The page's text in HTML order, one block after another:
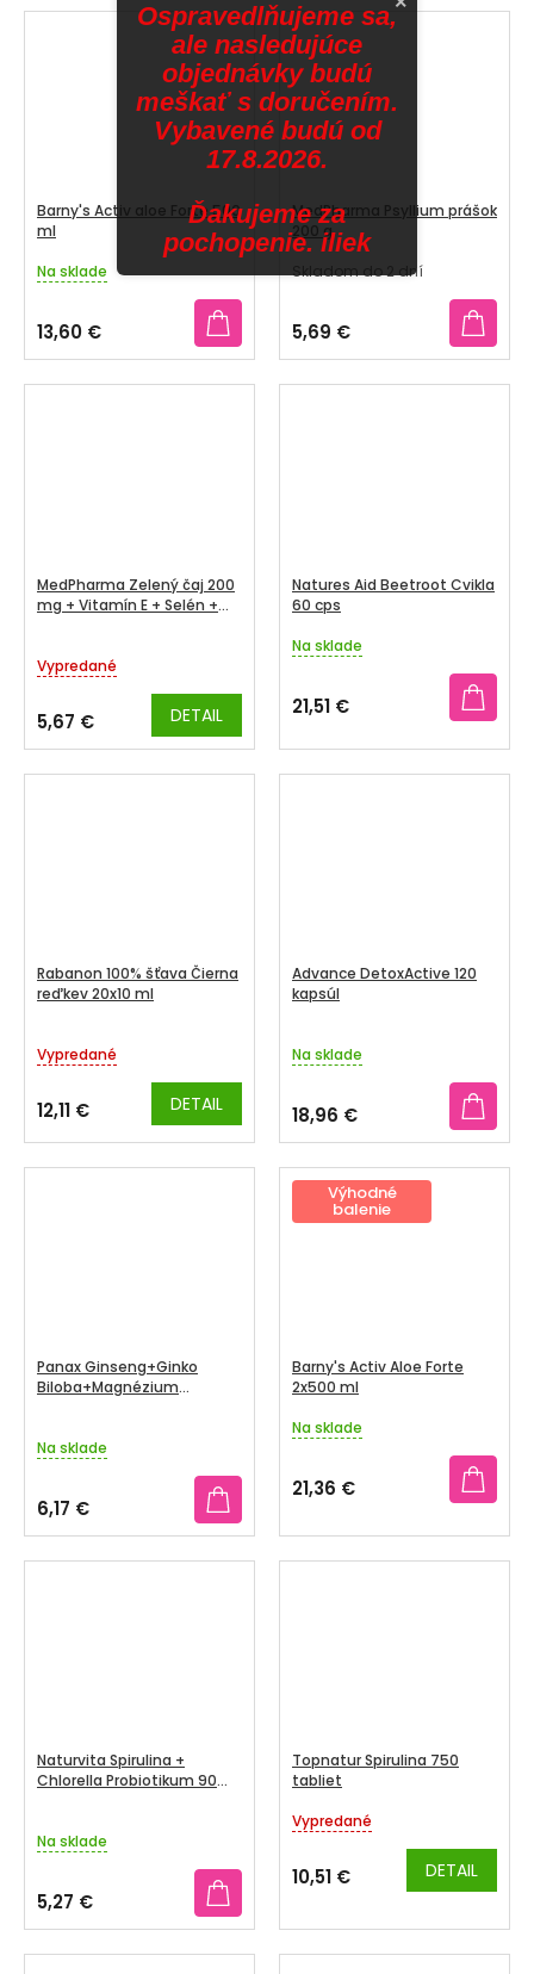
5
hviezdičiek.
Barny's Activ aloe Forte 500
ml
Priemerné
produktu
je
5,0
z
Na sklade
13,60 €
MedPharma Psyllium prášok
200 g
Priemerné
produktu
je
4,5
z
Skladom do 2 dní
5,69 €
MedPharma Zelený čaj 200
mg + Vitamín E + Selén +
Vypredané
5,67 € DETAIL
Natures Aid Beetroot Cvikla
60 cps
Priemerné
produktu
je
Na sklade
21,51 €
Rabanon 100% šťava Čierna
reďkev 20x10 ml
Vypredané
12,11 € DETAIL
Advance DetoxActive 120
kapsúl
Na sklade
18,96 €
Panax Ginseng+Ginko
Biloba+Magnézium
Na sklade
6,17 €
Výhodné
balenie
Barny's Activ Aloe Forte
2x500 ml
Priemerné
produktu
je
z
5
Na sklade
21,36 €
Naturvita Spirulina +
Chlorella Probiotikum 90
Na sklade
5,27 €
Topnatur Spirulina 750
tabliet
Priemerné
produktu
z
5
Vypredané
10,51 € DETAIL
Ospravedlňujeme sa,
ale nasledujúce
objednávky budú
meškať s doručením.
Vybavené budú od
17.8.2026.
Ďakujeme za
pochopenie. iliek